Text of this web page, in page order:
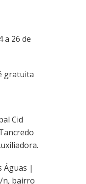
a 26 de
gratuita
Cid
Águas |
n, bairro